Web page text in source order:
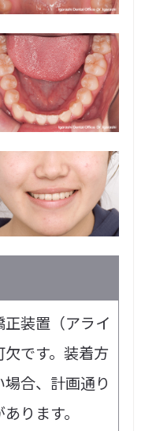
装置（アライ
です。装着方
合、計画通り
ります。